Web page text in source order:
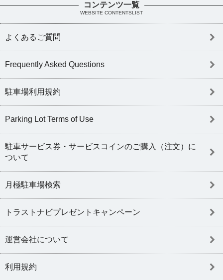
コンテンツ一覧
WEBSITE CONTENTSLIST
よくあるご質問
Frequently Asked Questions
駐車場利用規約
Parking Lot Terms of Use
駐車サービス券・サービスコインのご購入（注文）に
ついて
月極駐車場検索
トラストナビプレゼントキャンペーン
運営会社について
利用規約